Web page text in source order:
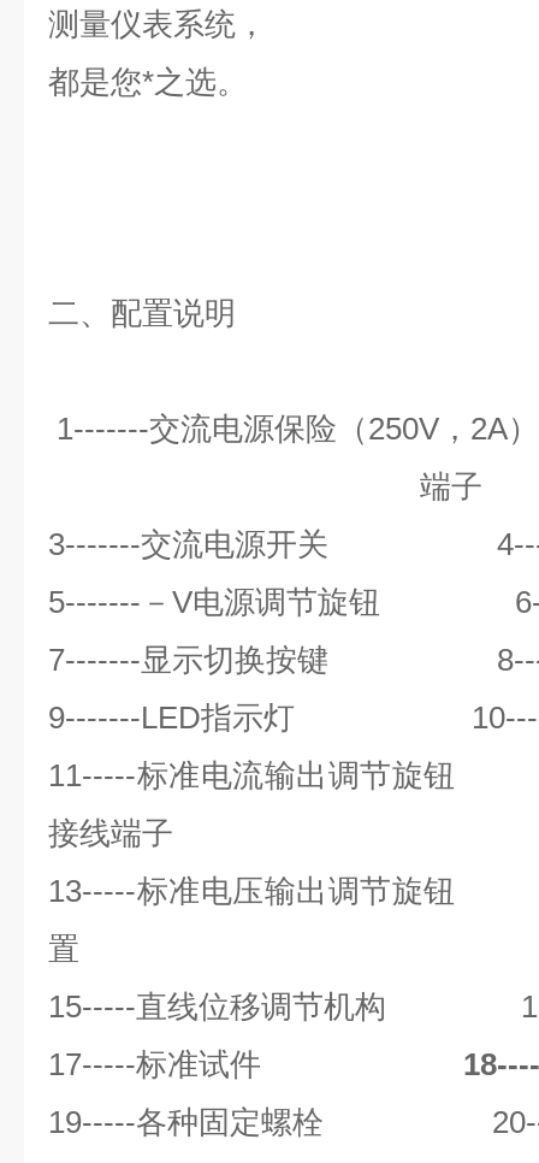
测量仪表系统，
都是您*之选。
二、配置说明
1-------交流电源保险（250V， 2A）
端子
3-------交流电源开关
5------- － V电源调节旋钮
7-------显示切换按键
9-------LED指示灯
11-----标准电流输出调节旋钮
接线端子
13-----标准电压输出调节旋钮
置
15-----直线位移调节机构
17-----标准试件
19-----各种固定螺栓